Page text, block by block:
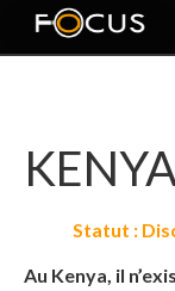
Statut :
Au Kenya, il